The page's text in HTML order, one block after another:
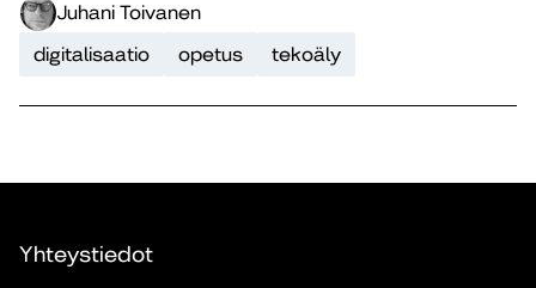
Juhani Toivanen
digitalisaatio
opetus tekoäly
Yhteystiedot